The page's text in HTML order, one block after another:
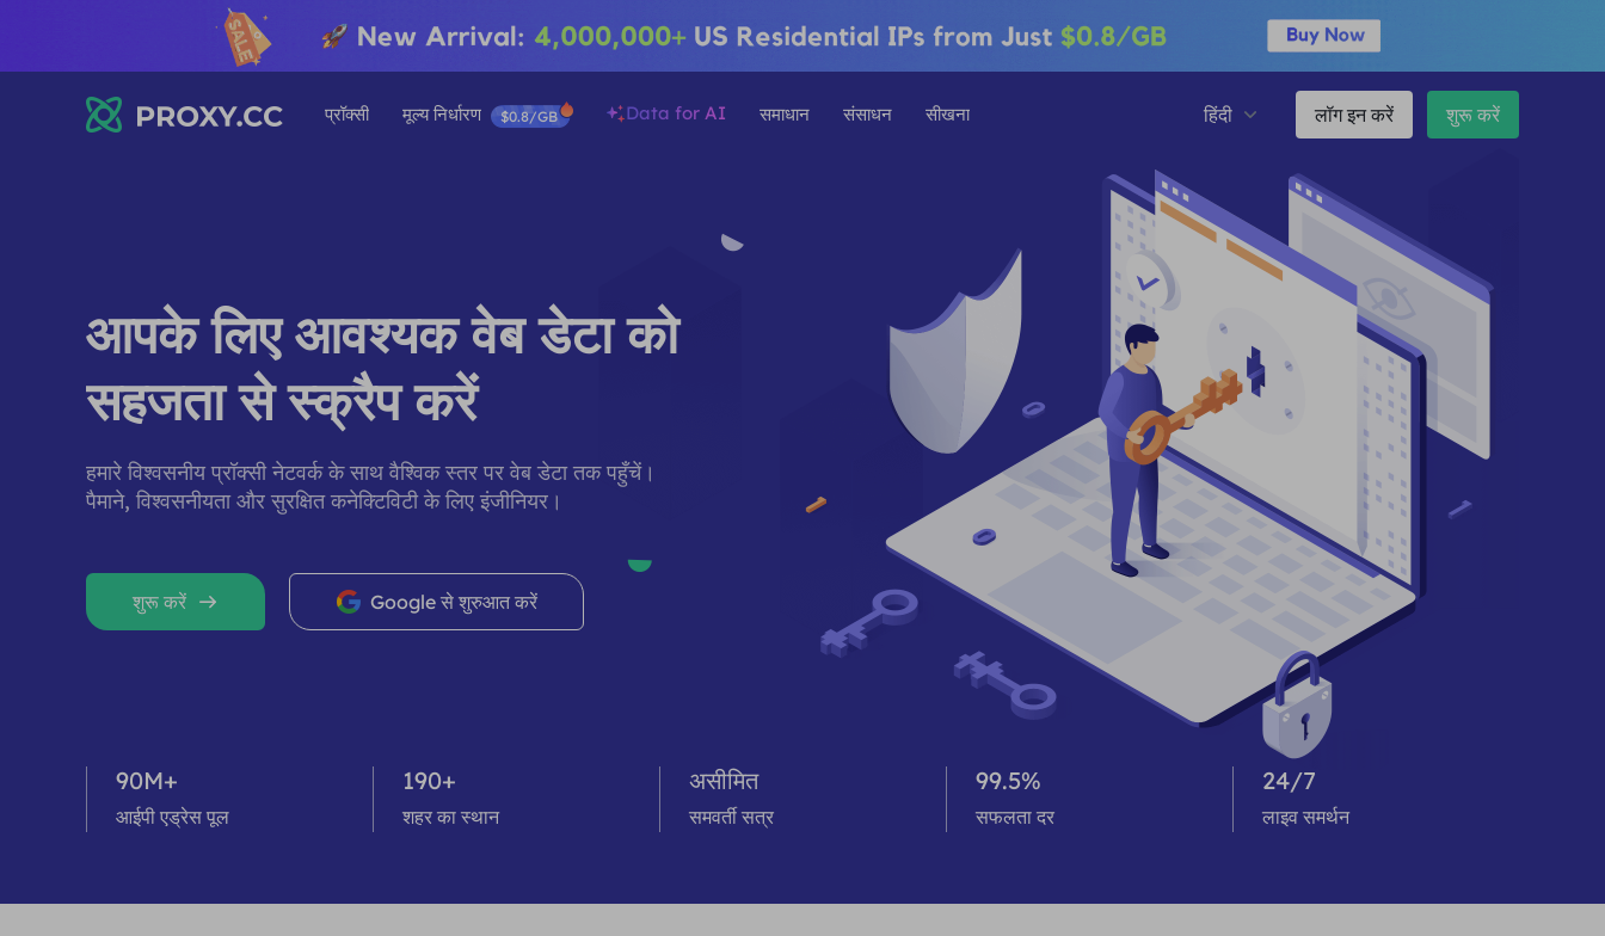
प्रॉक्सी मूल्य निर्धारण $0.8/GB Data for AI समाधान संसाधन सीखना हिंदी लॉग इन करें शुरू करें
आपके लिए आवश्यक वेब डेटा को
सहजता से स्क्रैप करें
हमारे विश्वसनीय प्रॉक्सी नेटवर्क के साथ वैश्विक स्तर पर वेब डेटा तक पहुँचें।
पैमाने, विश्वसनीयता और सुरक्षित कनेक्टिविटी के लिए इंजीनियर।
शुरू करें Google से शुरुआत करें
90M+
आईपी ​​एड्रेस पूल
190+
शहर का स्थान
असीमित
समवर्ती सत्र
99.5%
सफलता दर
24/7
लाइव समर्थन